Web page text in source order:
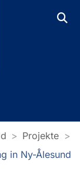
für
Projekte
in Ny-Ålesund